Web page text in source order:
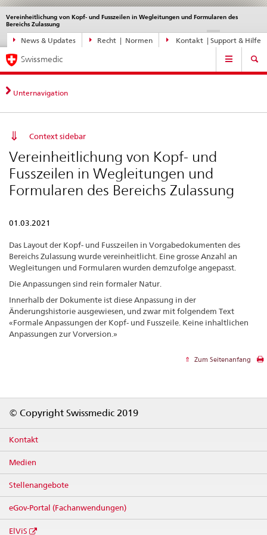
Direktnavigation
News,
Rechtsgrundlagen,
Kontakt
News & Updates Recht | Normen Kontakt | Support & Hilfe
Vereinheitlichung von Kopf- und Fusszeilen in Wegleitungen und Formularen des
Bereichs Zulassung
Sprachwahl
DE IT EN
Service
navigation
Hauptnavigation
Swissmedic
Unternavigation
Context sidebar
Vereinheitlichung von Kopf- und
Fusszeilen in Wegleitungen und
Formularen des Bereichs Zulassung
01.03.2021
Das Layout der Kopf- und Fusszeilen in Vorgabedokumenten des
Bereichs Zulassung wurde vereinheitlicht. Eine grosse Anzahl an
Wegleitungen und Formularen wurden demzufolge angepasst.
Die Anpassungen sind rein formaler Natur.
Innerhalb der Dokumente ist diese Anpassung in der
Änderungshistorie ausgewiesen, und zwar mit folgendem Text
«Formale Anpassungen der Kopf- und Fusszeile. Keine inhaltlichen
Anpassungen zur Vorversion.»
Zum Seitenanfang
© Copyright Swissmedic 2019
Kontakt
Medien
Stellenangebote
eGov-Portal (Fachanwendungen)
ElViS